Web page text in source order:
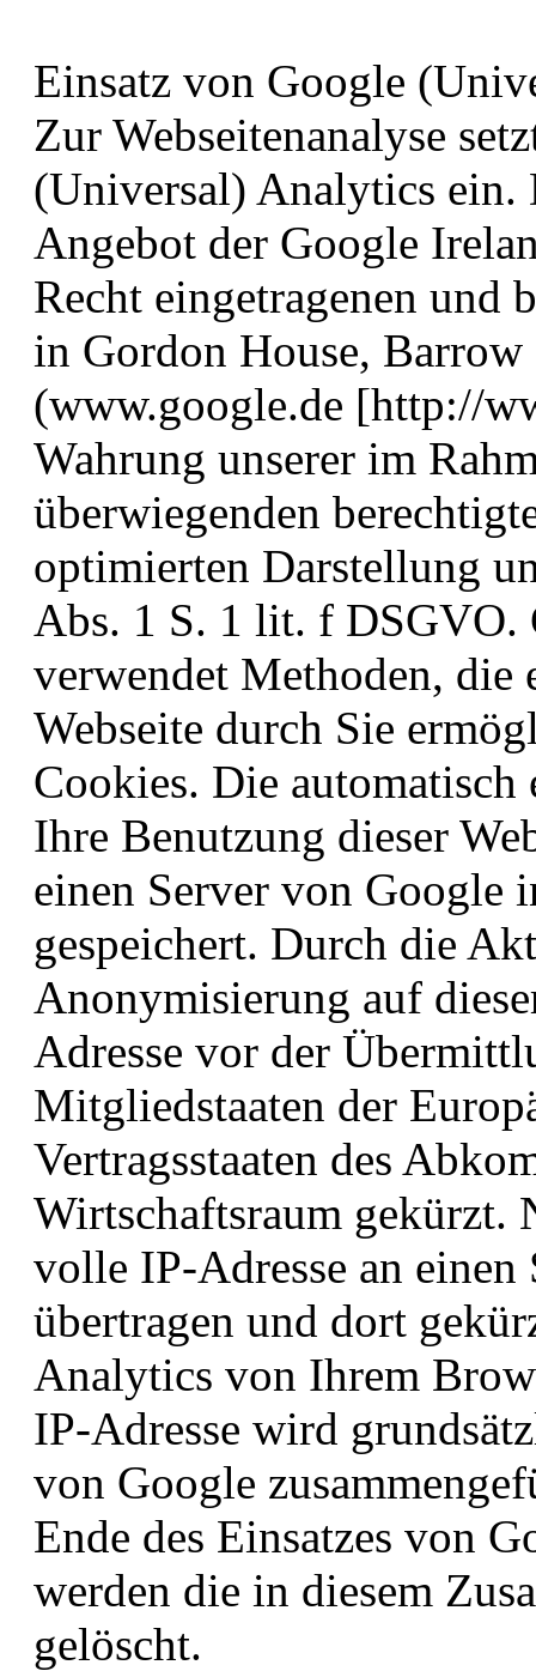
Einsatz von Google
Zur Webseitenanalyse
(Universal) Analytics ein.
Angebot der Google
Recht eingetragenen und
in Gordon House,
(www.google.de [http://
Wahrung unserer im
überwiegenden
optimierten Darstellung
Abs. 1 S. 1 lit. f DSGVO.
verwendet Methoden, die
Webseite durch Sie
Cookies. Die
Ihre Benutzung dieser
einen Server von Google
gespeichert. Durch die
Anonymisierung auf
Adresse vor der
Mitgliedstaaten der
Vertragsstaaten des
Wirtschaftsraum gekürzt.
volle IP-Adresse an
übertragen und dort
Analytics von Ihrem
IP-Adresse wird
von Google
Ende des Einsatzes von
werden die in diesem
gelöscht.